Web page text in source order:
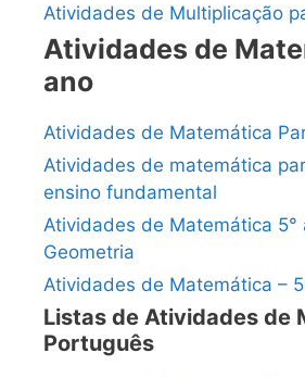
Atividades de Multiplicação
Atividades de
ano
Atividades de Matemática
Atividades de matemática
ensino fundamental
Atividades de Matemática 5°
Geometria
Atividades de Matemática –
Listas de Atividades de
Português